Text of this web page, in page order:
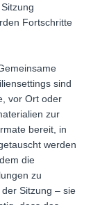
Fortschritte
sind
vor Ort oder
zur
bereit, in
werden
die
zu
Sitzung – sie